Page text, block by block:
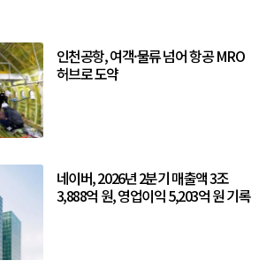
인천공항, 여객·물류 넘어 항공 MRO
허브로 도약
네이버, 2026년 2분기 매출액 3조
3,888억 원, 영업이익 5,203억 원 기록